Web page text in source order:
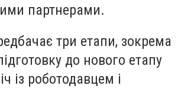
партнерами.
три етапи, зокрема
до нового етапу
із роботодавцем і